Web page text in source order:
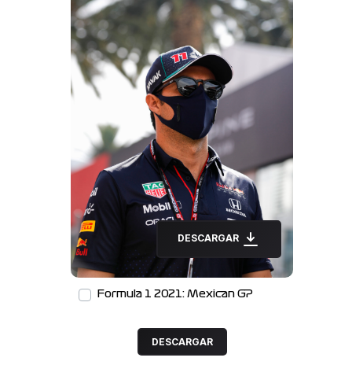
DESCARGAR
Formula 1 2021: Mexican GP
DESCARGAR